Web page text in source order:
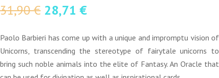
31,90€ O
original
era:
31,90 €.
28,71 €O
atual
é:
28,71 €.
Paolo Barbieri has come up with a unique and impromptu vision of
Unicorns, transcending the stereotype of fairytale unicorns to
bring such noble animals into the elite of Fantasy. An Oracle that